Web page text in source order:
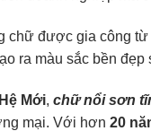
chữ được gia công
ra màu sắc bền đẹp
Mới, chữ nổi sơn
mại. Với hơn 20